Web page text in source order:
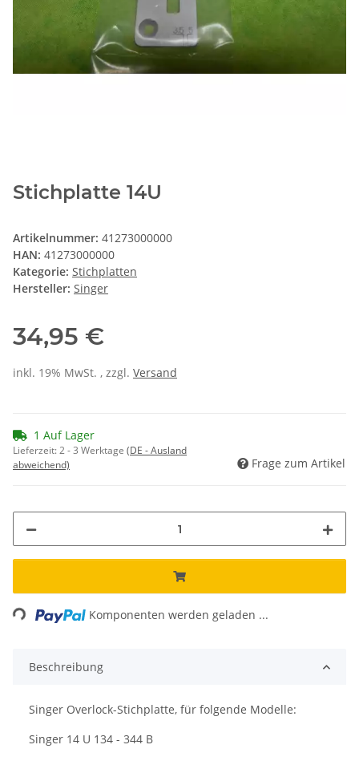
Stichplatte 14U
Artikelnummer: 41273000000
HAN: 41273000000
Kategorie: Stichplatten
Hersteller: Singer
34,95 €
inkl. 19% MwSt. , zzgl. Versand
1 Auf Lager
Lieferzeit:2 - 3 Werktage (DE - Ausland
abweichend)
Frage zum Artikel
Komponenten werden geladen ...
Beschreibung
Singer Overlock-Stichplatte, für folgende Modelle:
Singer 14 U 134 - 344 B